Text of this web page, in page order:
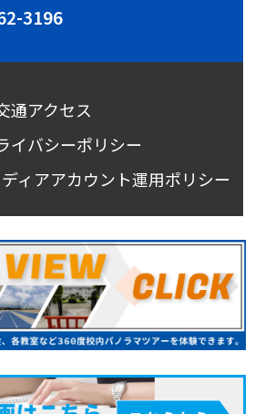
3196
通アクセス
イバシーポリシー
ィアアカウント運用ポリシー